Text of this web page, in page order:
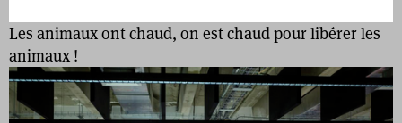
Les animaux ont chaud, on est chaud pour libérer les
animaux !